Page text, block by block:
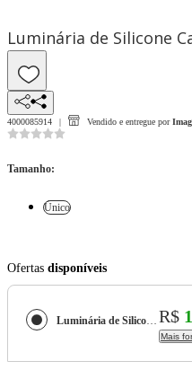
Luminária de Silicone
4000085914 Vendido e entregue por
Tamanho:
Único
Ofertas disponíveis
Luminária de Silicone Capivara R$
Mais